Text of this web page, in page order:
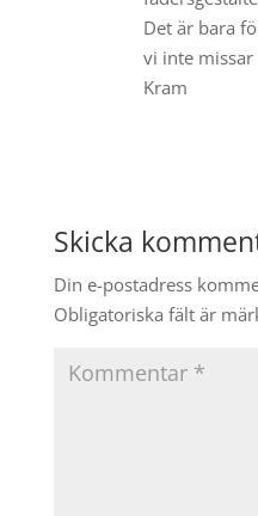
Det är bara
vi inte missar
Kram
Skicka
Din e-postadress
Obligatoriska fält är